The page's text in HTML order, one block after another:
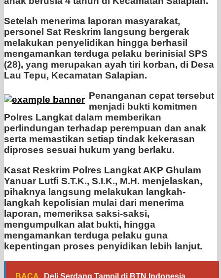
Setelah menerima laporan masyarakat,
personel Sat Reskrim langsung bergerak
melakukan penyelidikan hingga berhasil
mengamankan terduga pelaku berinisial SPS
(28), yang merupakan ayah tiri korban, di Desa
Lau Tepu, Kecamatan Salapian.
Penanganan cepat tersebut
menjadi bukti komitmen
Polres Langkat dalam memberikan
perlindungan terhadap perempuan dan anak
serta memastikan setiap tindak kekerasan
diproses sesuai hukum yang berlaku.
Kasat Reskrim Polres Langkat AKP Ghulam
Yanuar Lutfi S.T.K., S.I.K., M.H. menjelaskan,
pihaknya langsung melakukan langkah-
langkah kepolisian mulai dari menerima
laporan, memeriksa saksi-saksi,
mengumpulkan alat bukti, hingga
mengamankan terduga pelaku guna
kepentingan proses penyidikan lebih lanjut.
BACA
Deli Serdang Tampil di BTN Indonesia